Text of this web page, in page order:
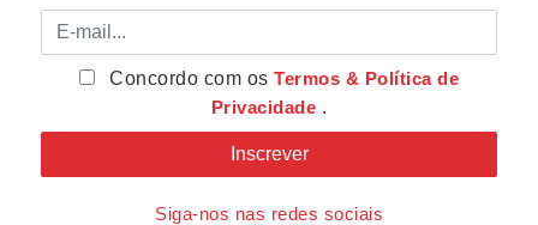
E-mail
Concordo com osTermos & Política de
Privacidade .
Siga-nos nas redes sociais